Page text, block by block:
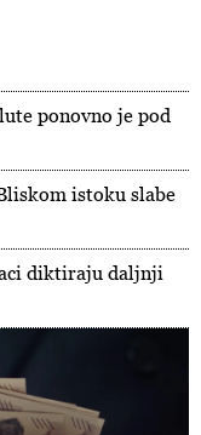
ponovno je pod
istoku slabe
diktiraju daljnji